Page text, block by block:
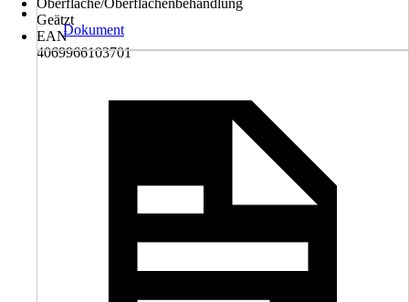
Oberfläche/Oberflächenbehandlung
Geätzt
EAN
4069966103701
Dokument